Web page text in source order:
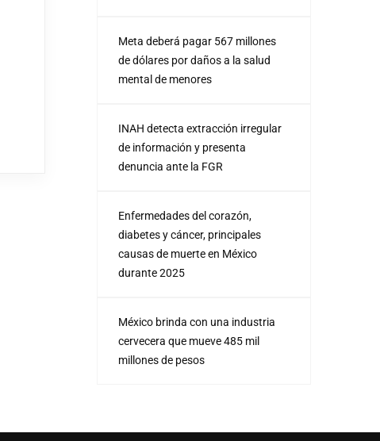
Meta deberá pagar 567 millones
de dólares por daños a la salud
mental de menores
INAH detecta extracción irregular
de información y presenta
denuncia ante la FGR
Enfermedades del corazón,
diabetes y cáncer, principales
causas de muerte en México
durante 2025
México brinda con una industria
cervecera que mueve 485 mil
millones de pesos